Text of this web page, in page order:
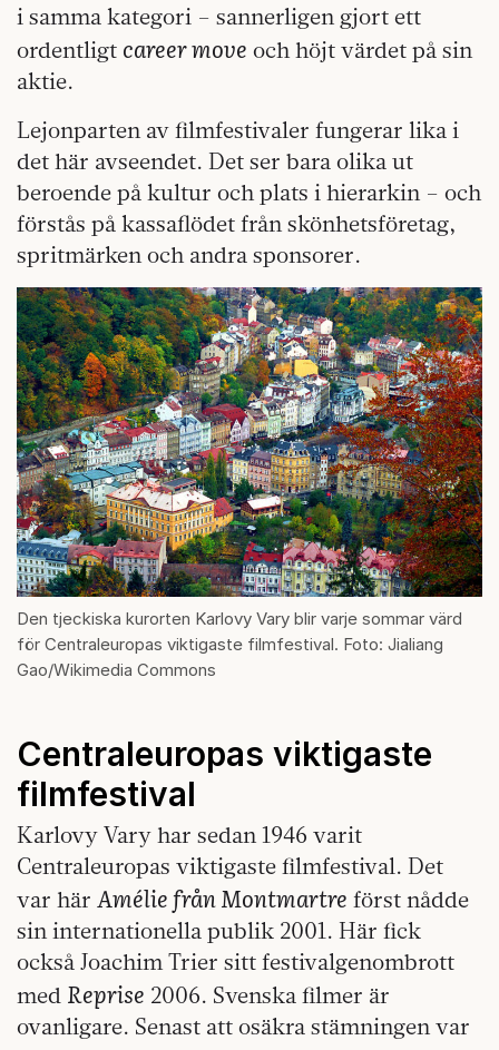
i samma kategori – sannerligen gjort ett
ordentligt career move och höjt värdet på sin
aktie.
Lejonparten av filmfestivaler fungerar lika i
det här avseendet. Det ser bara olika ut
beroende på kultur och plats i hierarkin – och
förstås på kassaflödet från skönhetsföretag,
spritmärken och andra sponsorer.
Den tjeckiska kurorten Karlovy Vary blir varje sommar värd
för Centraleuropas viktigaste filmfestival. Foto: Jialiang
Gao/Wikimedia Commons
Centraleuropas viktigaste
filmfestival
Karlovy Vary har sedan 1946 varit
Centraleuropas viktigaste filmfestival. Det
var här Amélie från Montmartre först nådde
sin internationella publik 2001. Här fick
också Joachim Trier sitt festivalgenombrott
med Reprise 2006. Svenska filmer är
ovanligare. Senast att osäkra stämningen var